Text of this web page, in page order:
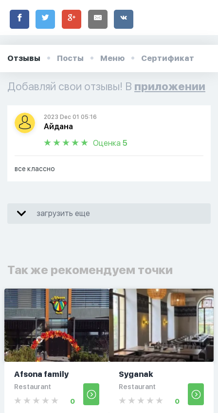
Отзывы Посты Меню Сертификат
Добавляй свои отзывы! В приложении
2023 Dec 01 05:16
Айдана
Оценка 5
все классно
загрузить еще
Так же рекомендуем точки
Afsona family
Restaurant
0
Syganak
Restaurant
0